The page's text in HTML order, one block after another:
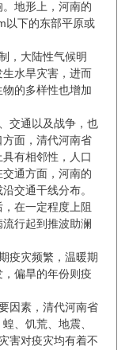
地形上，河南的
以下的东部平原或
，大陆性气候明
水旱灾害，进而
的多样性也增加
交通以及战争，也
面，清代河南省
有相邻性，人口
通方面，河南的
交通干线分布。
在一定程度上阻
行起到推波助澜
疫灾频繁，温暖期
偏旱的年份则疫
因素，清代河南省
、饥荒、地震、
害对疫灾均有着不